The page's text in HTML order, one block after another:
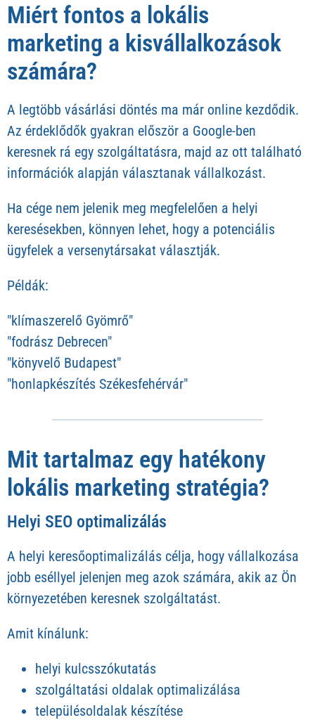
Miért fontos a lokális
marketing a kisvállalkozások
számára?
A legtöbb vásárlási döntés ma már online kezdődik.
Az érdeklődők gyakran először a Google-ben
keresnek rá egy szolgáltatásra, majd az ott található
információk alapján választanak vállalkozást.
Ha cége nem jelenik meg megfelelően a helyi
keresésekben, könnyen lehet, hogy a potenciális
ügyfelek a versenytársakat választják.
Példák:
"klímaszerelő Gyömrő"
"fodrász Debrecen"
"könyvelő Budapest"
"honlapkészítés Székesfehérvár"
Mit tartalmaz egy hatékony
lokális marketing stratégia?
Helyi SEO optimalizálás
A helyi keresőoptimalizálás célja, hogy vállalkozása
jobb eséllyel jelenjen meg azok számára, akik az Ön
környezetében keresnek szolgáltatást.
Amit kínálunk:
helyi kulcsszókutatás
szolgáltatási oldalak optimalizálása
településoldalak készítése